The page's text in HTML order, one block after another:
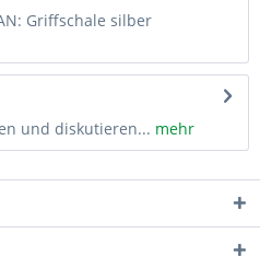
Griffschale silber
und diskutieren... mehr